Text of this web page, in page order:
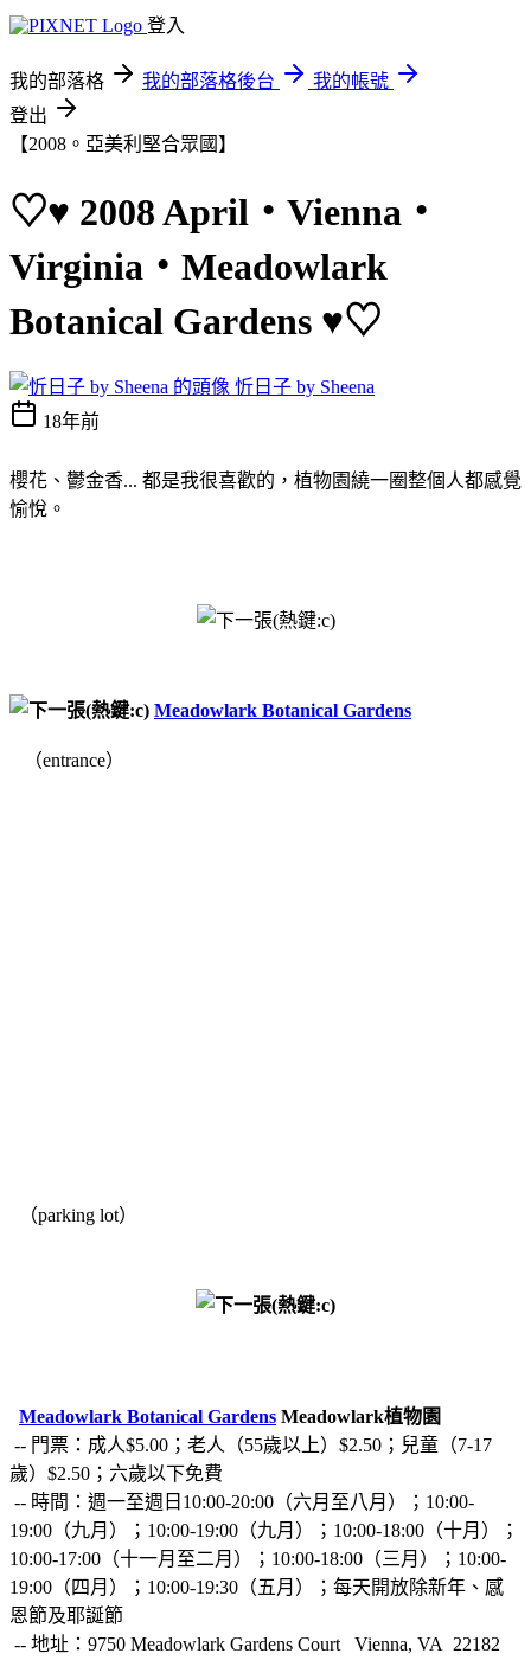
登入
我的部落格 我的部落格後台
我的帳號
登出
【2008。亞美利堅合眾國】
♡♥ 2008 April‧Vienna‧
Virginia‧Meadowlark
Botanical Gardens ♥♡
忻日子 by Sheena
18年前
櫻花、鬱金香... 都是我很喜歡的，植物園繞一圈整個人都感覺
愉悅。
Meadowlark Botanical Gardens
（entrance）
（parking lot）
Meadowlark Botanical Gardens Meadowlark植物園
-- 門票：成人$5.00；老人（55歲以上）$2.50；兒童（7-17
歲）$2.50；六歲以下免費
-- 時間：週一至週日10:00-20:00（六月至八月）；10:00-
19:00（九月）；10:00-19:00（九月）；10:00-18:00（十月）；
10:00-17:00（十一月至二月）；10:00-18:00（三月）；10:00-
19:00（四月）；10:00-19:30（五月）；每天開放除新年、感
恩節及耶誕節
-- 地址：9750 Meadowlark Gardens Court Vienna, VA 22182